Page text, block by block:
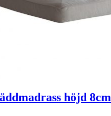
höjd 8cm